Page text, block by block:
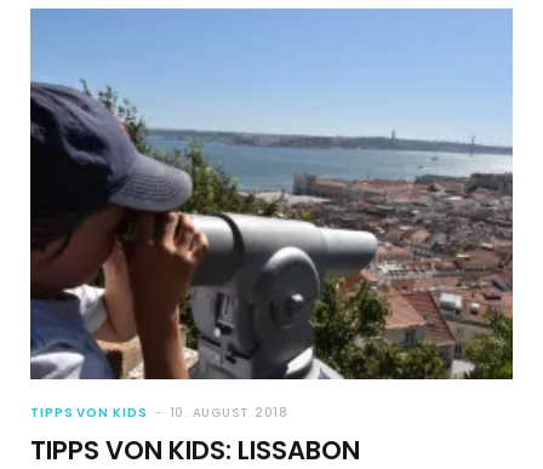
TIPPS VON KIDS 10. AUGUST 2018
TIPPS VON KIDS: LISSABON